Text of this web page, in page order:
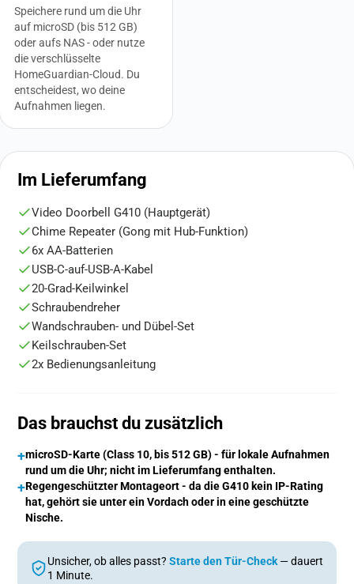
Speichere rund um die Uhr
auf microSD (bis 512 GB)
oder aufs NAS - oder nutze
die verschlüsselte
HomeGuardian-Cloud. Du
entscheidest, wo deine
Aufnahmen liegen.
Im Lieferumfang
Video Doorbell G410 (Hauptgerät)
Chime Repeater (Gong mit Hub-Funktion)
6x AA-Batterien
USB-C-auf-USB-A-Kabel
20-Grad-Keilwinkel
Schraubendreher
Wandschrauben- und Dübel-Set
Keilschrauben-Set
2x Bedienungsanleitung
Das brauchst du zusätzlich
+microSD-Karte (Class 10, bis 512 GB) - für lokale Aufnahmen
rund um die Uhr; nicht im Lieferumfang enthalten.
+Regengeschützter Montageort - da die G410 kein IP-Rating
hat, gehört sie unter ein Vordach oder in eine geschützte
Nische.
Unsicher, ob alles passt? Starte den Tür-Check — dauert
1 Minute.